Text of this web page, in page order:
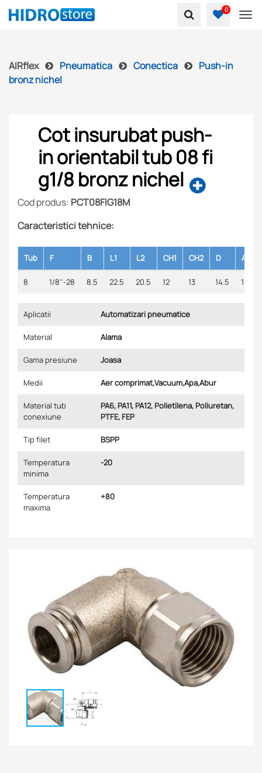
0
AIRflex Pneumatica Conectica
Push-in
bronz nichel
Cot insurubat push-
in orientabil tub 08 fi
g1/8 bronz nichel
Cod produs: PCT08FIG18M
Caracteristici tehnice:
Tub F B L1 L2 CH1 CH2 D
8 1/8''-28 8.5 22.5 20.5 12 13 14.5 10
Aplicatii Automatizari pneumatice
Material Alama
Gama presiune Joasa
Medii Aer comprimat,Vacuum,Apa,Abur
Material tub
conexiune
PA6, PA11, PA12, Polietilena, Poliuretan,
PTFE, FEP
Tip filet BSPP
Temperatura
minima
-20
Temperatura
maxima
+80